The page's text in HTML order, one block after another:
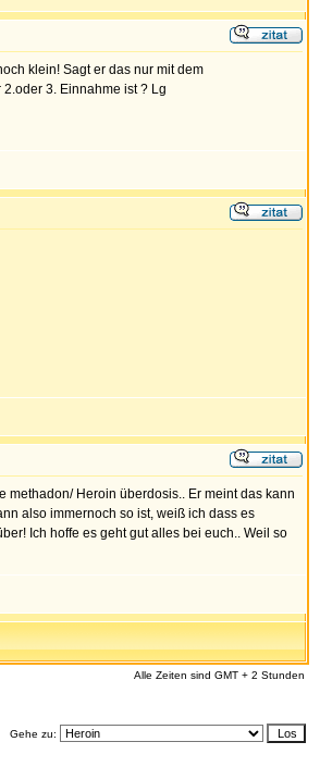
klein! Sagt er das nur mit dem
3. Einnahme ist ? Lg
methadon/ Heroin überdosis.. Er meint das kann
also immernoch so ist, weiß ich dass es
Ich hoffe es geht gut alles bei euch.. Weil so
Alle Zeiten sind GMT + 2 Stunden
Gehe zu: